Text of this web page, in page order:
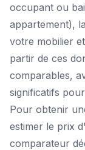
occupant ou
appartement),
votre mobilier
partir de ces
comparables,
significatifs
Pour obtenir
estimer le prix
comparateur